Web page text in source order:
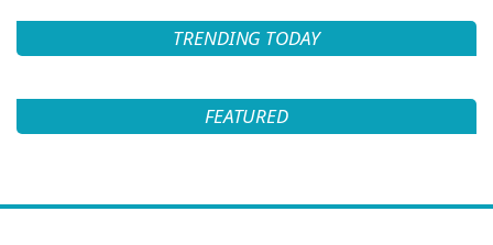
TRENDING TODAY
FEATURED